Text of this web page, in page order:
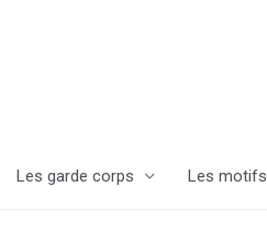
Les garde corps Les motifs